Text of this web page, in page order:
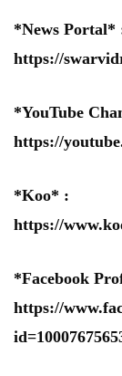
*News Portal*
https://
*YouTube
https://
*Koo* :
https://
*Facebook
https://